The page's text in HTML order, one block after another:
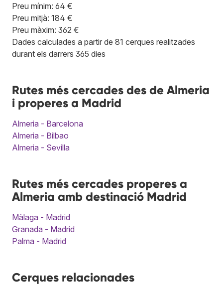
Preu mínim: 64 €
Preu mitjà: 184 €
Preu màxim: 362 €
Dades calculades a partir de 81 cerques realitzades
durant els darrers 365 dies
Rutes més cercades des de Almeria
i properes a Madrid
Almeria - Barcelona
Almeria - Bilbao
Almeria - Sevilla
Rutes més cercades properes a
Almeria amb destinació Madrid
Màlaga - Madrid
Granada - Madrid
Palma - Madrid
Cerques relacionades